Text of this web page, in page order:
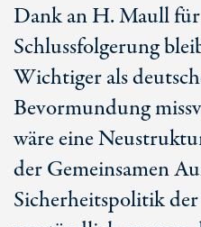
Dank an H. Maull für
Schlussfolgerung
Wichtiger als
Bevormundung
wäre eine
der Gemeinsamen
Sicherheitspolitik